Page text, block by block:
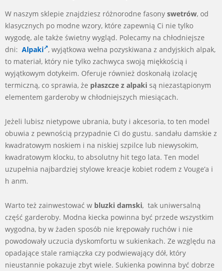
W naszym sklepie znajdziesz różnorodne fasony swetrów, od
klasycznych po modne wzory, które zapewnią Ci nie tylko
wygodę, ale także świetny wygląd. Polecamy na chłodniejsze
dni: Alpaki , wyjątkowa wełna pozyskiwana z andyjskich alpak,
to materiał, który nie tylko zachwyca swoją miękkością i
wyjątkowym dotykeim. Oferuje również doskonałą izolację
termiczną, co sprawia, że płaszcze z alpaki są niezastąpionym
elementem garderoby w chłodniejszych miesiącach.
Jeżeli lubisz nietypowe ubrania, buty i akcesoria, to ten model
obuwia z pewnością przypadnie Ci do gustu. sandału damskie z
kwadratowym noskiem i na niskiej szpilce lub niewysokim,
kwadratowym klocku, to absolutny hit tego lata. Ten model
uzupełnia najbardziej stylowe kreacje kobiet rodem z Vouge’a i
h anm.
Warto też zainwestować w bluzki damski, tak uniwersalną
część garderoby. Modna kiecka powinna być przede wszystkim
wygodna, by w żaden sposób nie krępowały ruchów i nie
powodowały uczucia dyskomfortu w sukienkach. Ze względu na
opadające stale ramiączka czy podwiewający dół, który
nieustannie pokazuje zbyt wiele. Sukienka powinna być dobrze